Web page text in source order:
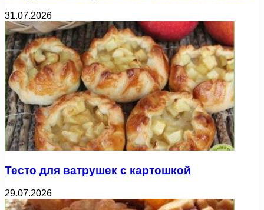
31.07.2026
Тесто для ватрушек с картошкой
29.07.2026